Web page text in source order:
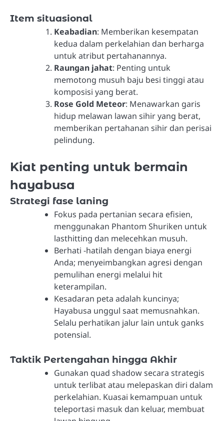
Item situasional
Keabadian: Memberikan kesempatan
kedua dalam perkelahian dan berharga
untuk atribut pertahanannya.
Raungan jahat: Penting untuk
memotong musuh baju besi tinggi atau
komposisi yang berat.
Rose Gold Meteor: Menawarkan garis
hidup melawan lawan sihir yang berat,
memberikan pertahanan sihir dan perisai
pelindung.
Kiat penting untuk bermain
hayabusa
Strategi fase laning
Fokus pada pertanian secara efisien,
menggunakan Phantom Shuriken untuk
lasthitting dan melecehkan musuh.
Berhati -hatilah dengan biaya energi
Anda; menyeimbangkan agresi dengan
pemulihan energi melalui hit
keterampilan.
Kesadaran peta adalah kuncinya;
Hayabusa unggul saat memusnahkan.
Selalu perhatikan jalur lain untuk ganks
potensial.
Taktik Pertengahan hingga Akhir
Gunakan quad shadow secara strategis
untuk terlibat atau melepaskan diri dalam
perkelahian. Kuasai kemampuan untuk
teleportasi masuk dan keluar, membuat